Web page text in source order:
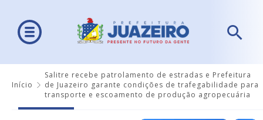
Início
Salitre recebe patrolamento de estradas e Prefeitura
de Juazeiro garante condições de trafegabilidade para
transporte e escoamento de produção agropecuária